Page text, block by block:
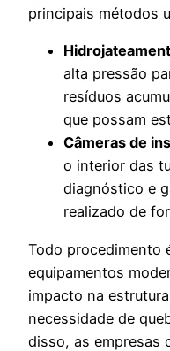
principais métodos
alta pressão
resíduos
que possam
Câmeras de
o interior das
diagnóstico e
realizado de
Todo procedimento
equipamentos
impacto na
necessidade de
disso, as empresas